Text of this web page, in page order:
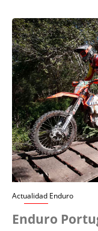
Actualidad Enduro
Enduro